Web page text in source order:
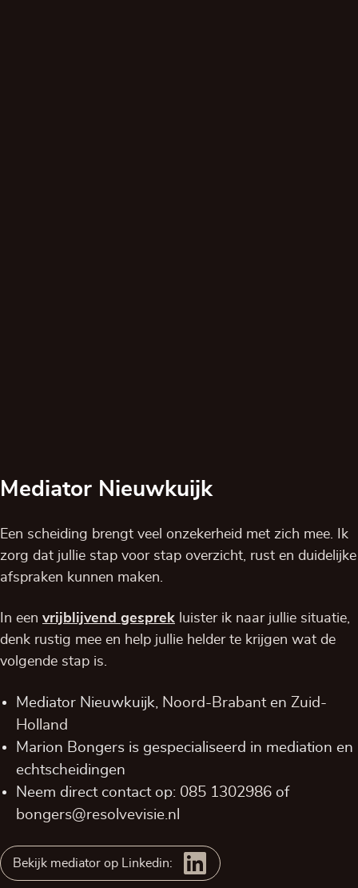
Mediator Nieuwkuijk
Een scheiding brengt veel onzekerheid met zich mee. Ik
zorg dat jullie stap voor stap overzicht, rust en duidelijke
afspraken kunnen maken.
In een vrijblijvend gesprek luister ik naar jullie situatie,
denk rustig mee en help jullie helder te krijgen wat de
volgende stap is.
Mediator Nieuwkuijk, Noord-Brabanten Zuid-
Holland
Marion Bongers is gespecialiseerd in mediation en
echtscheidingen
Neem direct contact op: 085 1302986 of
bongers@resolvevisie.nl
Bekijk mediator op Linkedin: